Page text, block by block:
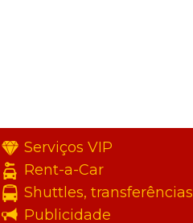
Serviços VIP
Rent-a-Car
Shuttles, transferências
Publicidade